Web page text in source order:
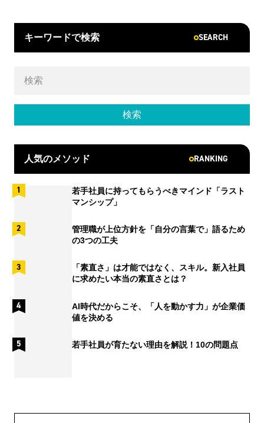
キーワードで検索 SEARCH
人気のメソッド RANKING
若手社員に持ってもらうべきマインド「ラスト
マンシップ」
管理職が上位方針を「自分の言葉で」語るため
の3つの工夫
「素直さ」は才能ではなく、スキル。新入社員
に求めたい本当の素直さとは？
AI時代だからこそ、「人を動かす力」が企業価
値を決める
若手社員が育たない理由を解説！10の問題点